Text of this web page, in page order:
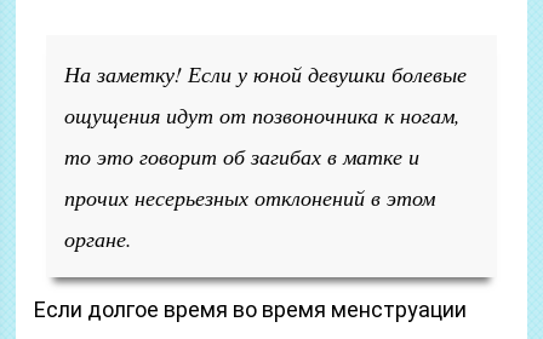
На заметку! Если у юной девушки болевые
ощущения идут от позвоночника к ногам,
то это говорит об загибах в матке и
прочих несерьезных отклонений в этом
органе.
Если долгое время во время менструации